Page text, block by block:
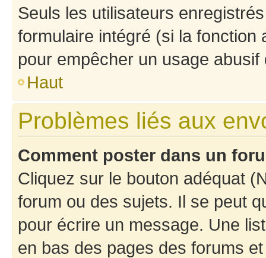
Seuls les utilisateurs
formulaire intégré (si la fonction
pour empêcher un usage
Haut
Problèmes liés aux
Comment poster dans un
Cliquez sur le bouton adéquat
forum ou des sujets. Il se peut
pour écrire un message. Une
en bas des pages des forums